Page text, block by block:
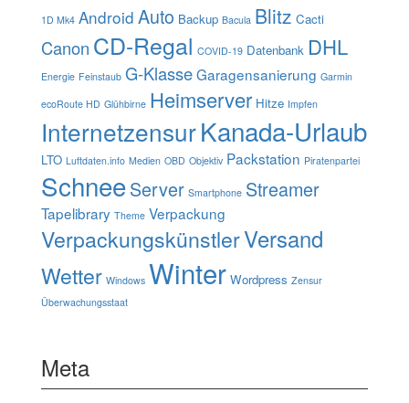
1D Mk4 Android Auto Backup Bacula Blitz Cacti
Canon CD-Regal COVID-19 Datenbank DHL
Energie Feinstaub G-KlasseGaragensanierung Garmin
ecoRoute HD Glühbirne Heimserver Hitze Impfen
InternetzensurKanada-Urlaub
LTO Luftdaten.info Medien OBD Objektiv Packstation Piratenpartei
SchneeServer Smartphone Streamer
Tapelibrary Theme Verpackung
VerpackungskünstlerVersand
Wetter Windows Winter Wordpress Zensur
Überwachungsstaat
Meta